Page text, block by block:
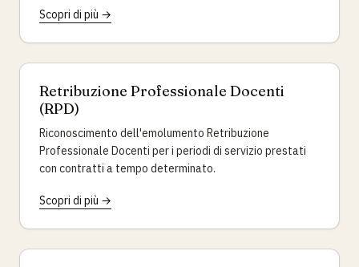
Scopri di più →
Retribuzione Professionale Docenti
(RPD)
Riconoscimento dell'emolumento Retribuzione
Professionale Docenti per i periodi di servizio prestati
con contratti a tempo determinato.
Scopri di più →